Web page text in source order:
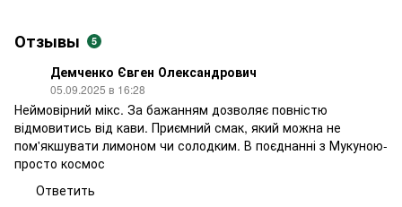
Отзывы 5
Демченко Євген Олександрович
05.09.2025 в 16:28
Неймовірний мікс. За бажанням дозволяє повністю
відмовитись від кави. Приємний смак, який можна не
пом'якшувати лимоном чи солодким. В поєднанні з Мукуною-
просто космос
Ответить